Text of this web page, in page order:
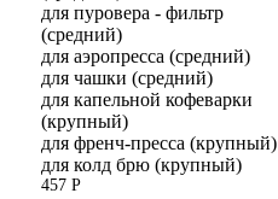
для пуровера - фильтр
(средний)
для аэропресса (средний)
для чашки (средний)
для капельной кофеварки
(крупный)
для френч-пресса (крупный)
для колд брю (крупный)
457 Р